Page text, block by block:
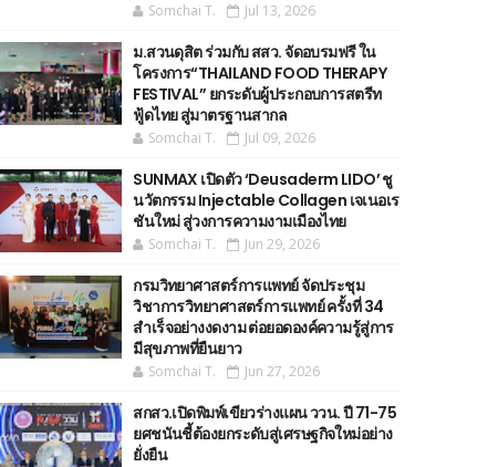
Somchai T. Jul 13, 2026
ม.สวนดุสิต ร่วมกับ สสว. จัดอบรมฟรี ใน
โครงการ“THAILAND FOOD THERAPY
FESTIVAL” ยกระดับผู้ประกอบการสตรีท
ฟู้ดไทย สู่มาตรฐานสากล
Somchai T. Jul 09, 2026
SUNMAX เปิดตัว ‘Deusaderm LIDO’ ชู
นวัตกรรม Injectable Collagen เจเนอเร
ชันใหม่ สู่วงการความงามเมืองไทย
Somchai T. Jun 29, 2026
กรมวิทยาศาสตร์การแพทย์ จัดประชุม
วิชาการวิทยาศาสตร์การแพทย์ ครั้งที่ 34
สำเร็จอย่างงดงาม ต่อยอดองค์ความรู้สู่การ
มีสุขภาพที่ยืนยาว
Somchai T. Jun 27, 2026
สกสว.เปิดพิมพ์เขียวร่างแผน ววน. ปี 71-75
ยศชนันชี้ต้องยกระดับสู่เศรษฐกิจใหม่อย่าง
ยั่งยืน